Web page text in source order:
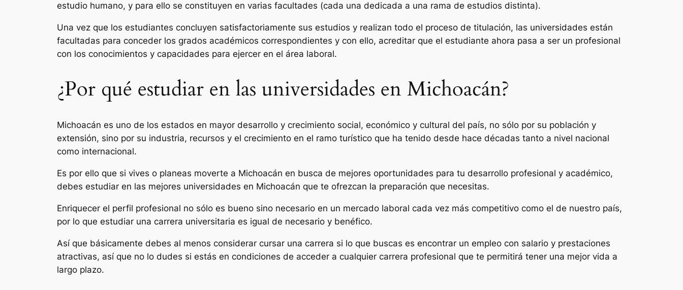
estudio humano, y para ello se constituyen en varias facultades (cada una dedicada a una rama de estudios distinta).
Una vez que los estudiantes concluyen satisfactoriamente sus estudios y realizan todo el proceso de titulación, las universidades están
facultadas para conceder los grados académicos correspondientes y con ello, acreditar que el estudiante ahora pasa a ser un profesional
con los conocimientos y capacidades para ejercer en el área laboral.
¿Por qué estudiar en las universidades en Michoacán?
Michoacán es uno de los estados en mayor desarrollo y crecimiento social, económico y cultural del país, no sólo por su población y
extensión, sino por su industria, recursos y el crecimiento en el ramo turístico que ha tenido desde hace décadas tanto a nivel nacional
como internacional.
Es por ello que si vives o planeas moverte a Michoacán en busca de mejores oportunidades para tu desarrollo profesional y académico,
debes estudiar en las mejores universidades en Michoacán que te ofrezcan la preparación que necesitas.
Enriquecer el perfil profesional no sólo es bueno sino necesario en un mercado laboral cada vez más competitivo como el de nuestro país,
por lo que estudiar una carrera universitaria es igual de necesario y benéfico.
Así que básicamente debes al menos considerar cursar una carrera si lo que buscas es encontrar un empleo con salario y prestaciones
atractivas, así que no lo dudes si estás en condiciones de acceder a cualquier carrera profesional que te permitirá tener una mejor vida a
largo plazo.